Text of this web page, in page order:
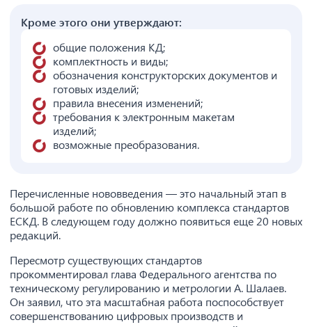
Кроме этого они утверждают:
общие положения КД;
комплектность и виды;
обозначения конструкторских документов и
готовых изделий;
правила внесения изменений;
требования к электронным макетам
изделий;
возможные преобразования.
Перечисленные нововведения — это начальный этап в
большой работе по обновлению комплекса стандартов
ЕСКД. В следующем году должно появиться еще 20 новых
редакций.
Пересмотр существующих стандартов
прокомментировал глава Федерального агентства по
техническому регулированию и метрологии А. Шалаев.
Он заявил, что эта масштабная работа поспособствует
совершенствованию цифровых производств и